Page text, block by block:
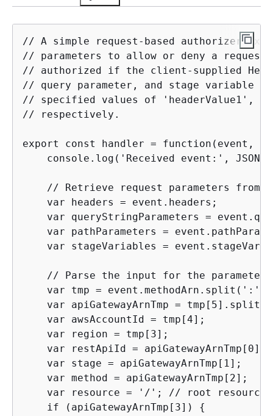
// A simple request-based authorizer
// parameters to allow or deny a
// authorized if the client-supplied
// query parameter, and stage variable of
// specified values of 'headerValue1',
// respectively.
export const handler = function(event,
console.log('Received event:',
// Retrieve request parameters from
    var headers = event.headers;
var queryStringParameters =
var pathParameters =
var stageVariables =
// Parse the input for the parameter
    var tmp = event.methodArn.split(':');
var apiGatewayArnTmp =
    var awsAccountId = tmp[4];
    var region = tmp[3];
    var restApiId = apiGatewayArnTmp[0];
    var stage = apiGatewayArnTmp[1];
    var method = apiGatewayArnTmp[2];
    var resource = '/'; // root resource
    if (apiGatewayArnTmp[3])
{